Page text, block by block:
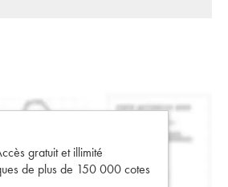
gratuit et illimité
de plus de 150 000 cotes